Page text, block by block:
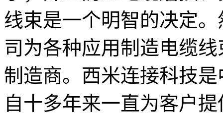
线束是一个明智的决定
司为各种应用制造电缆
制造商。西米连接科技
自十多年来一直为客户